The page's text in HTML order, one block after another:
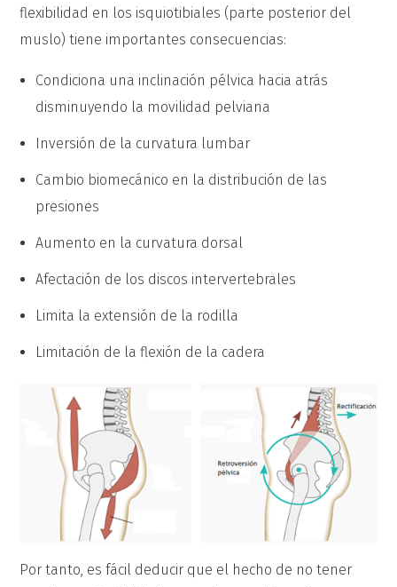
flexibilidad en los isquiotibiales (parte posterior del
muslo) tiene importantes consecuencias:
Condiciona una inclinación pélvica hacia atrás
disminuyendo la movilidad pelviana
Inversión de la curvatura lumbar
Cambio biomecánico en la distribución de las
presiones
Aumento en la curvatura dorsal
Afectación de los discos intervertebrales
Limita la extensión de la rodilla
Limitación de la flexión de la cadera
Por tanto, es fácil deducir que el hecho de no tener